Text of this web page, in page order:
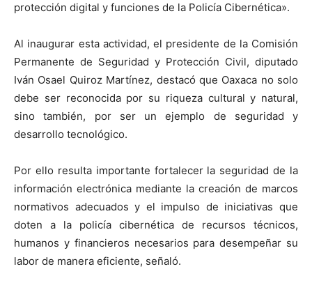
protección digital y funciones de la Policía Cibernética».
Al inaugurar esta actividad, el presidente de la Comisión
Permanente de Seguridad y Protección Civil, diputado
Iván Osael Quiroz Martínez, destacó que Oaxaca no solo
debe ser reconocida por su riqueza cultural y natural,
sino también, por ser un ejemplo de seguridad y
desarrollo tecnológico.
Por ello resulta importante fortalecer la seguridad de la
información electrónica mediante la creación de marcos
normativos adecuados y el impulso de iniciativas que
doten a la policía cibernética de recursos técnicos,
humanos y financieros necesarios para desempeñar su
labor de manera eficiente, señaló.